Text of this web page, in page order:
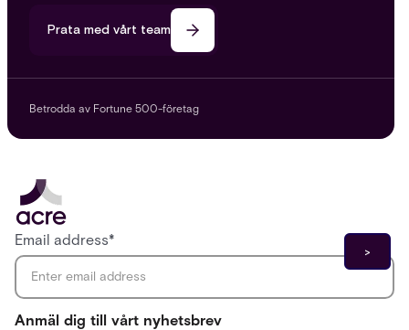
Prata med vårt team
Betrodda av Fortune 500-företag
Anmäl dig till vårt nyhetsbrev
Email address*